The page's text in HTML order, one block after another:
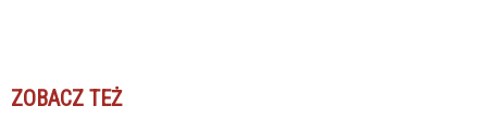
ZOBACZ TEŻ